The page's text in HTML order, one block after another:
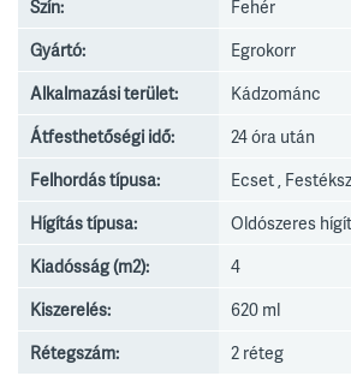
Szín:
Fehér
Gyártó:
Egrokorr
Alkalmazási terület:
Kádzománc
Átfesthetőségi idő:
24 óra után
Felhordás típusa:
Ecset ,
Hígítás típusa:
Oldószeres
Kiadósság (m2):
4
Kiszerelés:
620 ml
Rétegszám:
2 réteg